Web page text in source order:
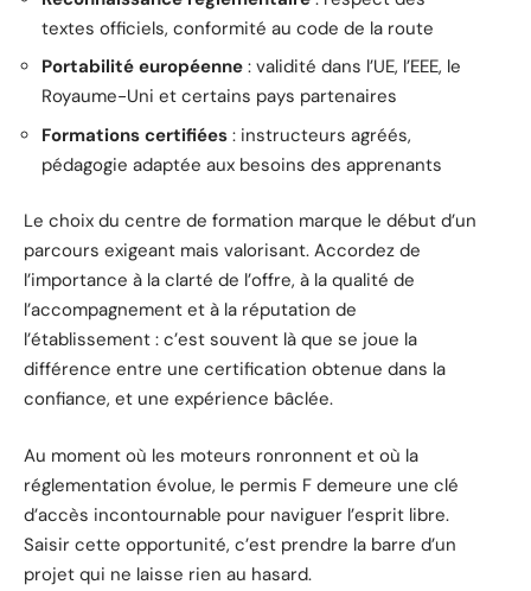
textes officiels, conformité au code de la route
Portabilité européenne : validité dans l’UE, l’EEE, le
Royaume-Uni et certains pays partenaires
Formations certifiées : instructeurs agréés,
pédagogie adaptée aux besoins des apprenants
Le choix du centre de formation marque le début d’un
parcours exigeant mais valorisant. Accordez de
l’importance à la clarté de l’offre, à la qualité de
l’accompagnement et à la réputation de
l’établissement : c’est souvent là que se joue la
différence entre une certification obtenue dans la
confiance, et une expérience bâclée.
Au moment où les moteurs ronronnent et où la
réglementation évolue, le permis F demeure une clé
d’accès incontournable pour naviguer l’esprit libre.
Saisir cette opportunité, c’est prendre la barre d’un
projet qui ne laisse rien au hasard.